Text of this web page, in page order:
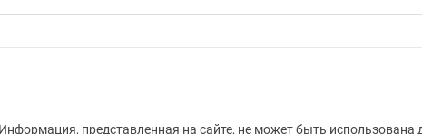
представленная на сайте, не может быть использована